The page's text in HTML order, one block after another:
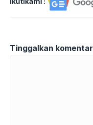
Tinggalkan komentar